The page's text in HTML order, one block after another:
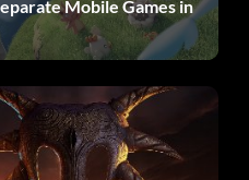
lancer appelé "Slurve", par
White Sox. Essayez
au lanceur
Mobile Games in